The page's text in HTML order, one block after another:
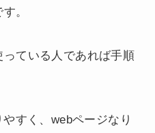
。
ている人であれば手順
すく、webページなり